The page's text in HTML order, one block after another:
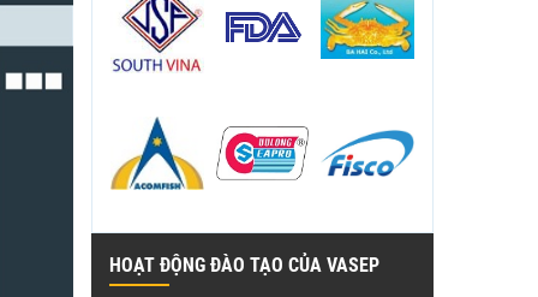
HOẠT ĐỘNG ĐÀO TẠO CỦA VASEP